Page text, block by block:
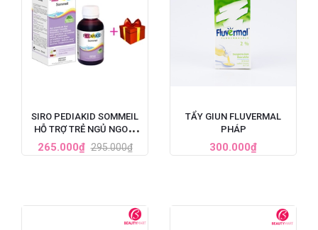
SIRO PEDIAKID SOMMEIL
HỖ TRỢ TRẺ NGỦ NGON,
GIẤC NGỦ SÂU 125ML
265.000₫ 295.000₫
TẨY GIUN FLUVERMAL
PHÁP
300.000₫